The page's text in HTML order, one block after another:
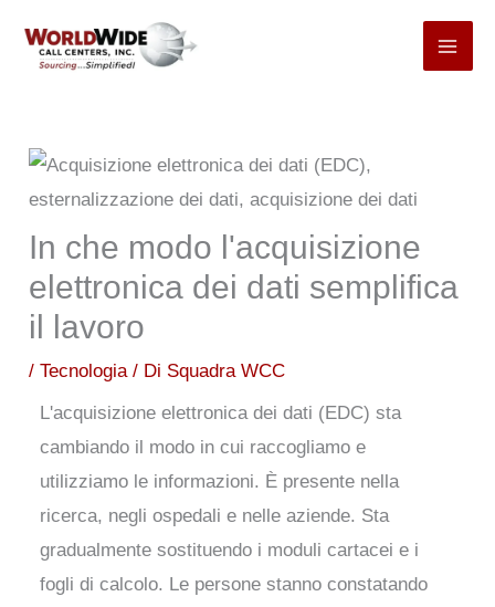
In che modo l'acquisizione
elettronica dei dati semplifica
il lavoro
/Tecnologia/ Di Squadra WCC
L'acquisizione elettronica dei dati (EDC) sta
cambiando il modo in cui raccogliamo e
utilizziamo le informazioni. È presente nella
ricerca, negli ospedali e nelle aziende. Sta
gradualmente sostituendo i moduli cartacei e i
fogli di calcolo. Le persone stanno constatando